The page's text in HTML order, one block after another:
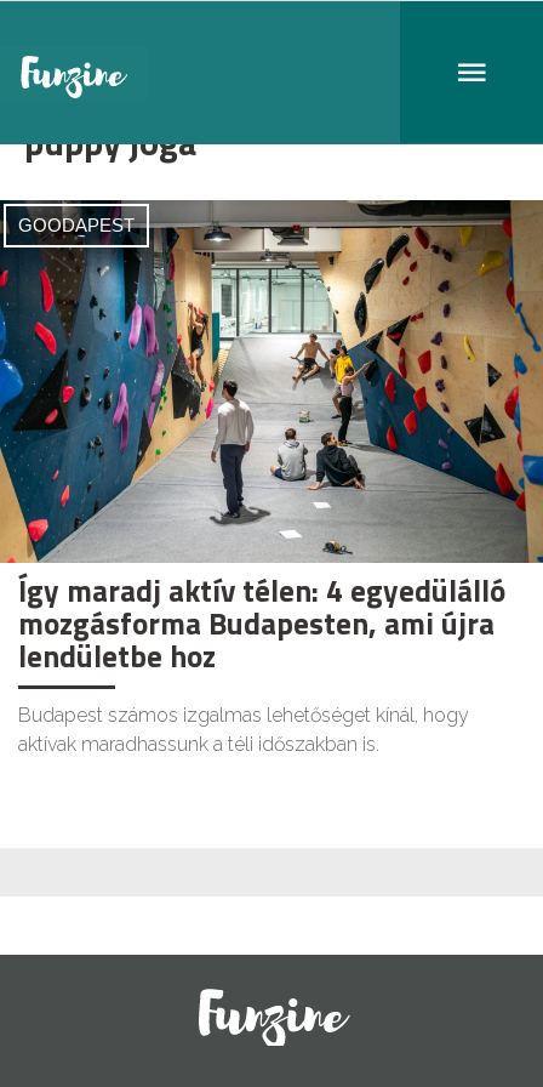
puppy jóga
GOODAPEST
Így maradj aktív télen: 4 egyedülálló
mozgásforma Budapesten, ami újra
lendületbe hoz
Budapest számos izgalmas lehetőséget kínál, hogy
aktívak maradhassunk a téli időszakban is.